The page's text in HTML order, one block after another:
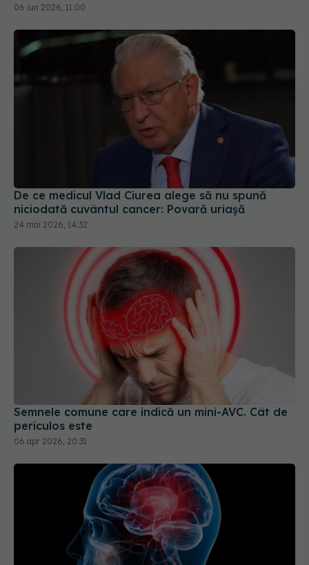
06 iun 2026, 11:00
De ce medicul Vlad Ciurea alege să nu spună
niciodată cuvântul cancer: Povară uriașă
24 mai 2026, 14:32
Semnele comune care indică un mini-AVC. Cât de
periculos este
06 apr 2026, 20:31